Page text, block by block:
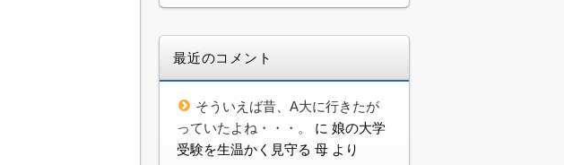
最近のコメント
そういえば昔、A大に行きたが
っていたよね・・・。
に 娘の大学
受験を生温かく見守る 母 より